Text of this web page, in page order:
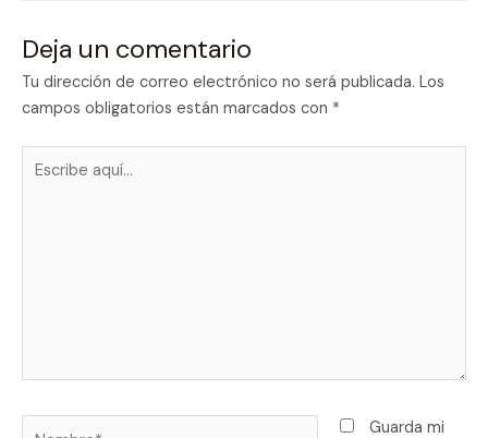
Deja un comentario
Tu dirección de correo electrónico no será publicada. Los
campos obligatorios están marcados con *
Guarda mi